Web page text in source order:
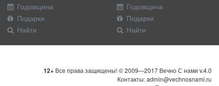
Годовщина
Подарки
Найти
Годовщина
Подарки
Найти
12+ Все права защищены! © 2009—2017 Вечно С нами v.4.0
Контакты: admin@vechnosnami.ru